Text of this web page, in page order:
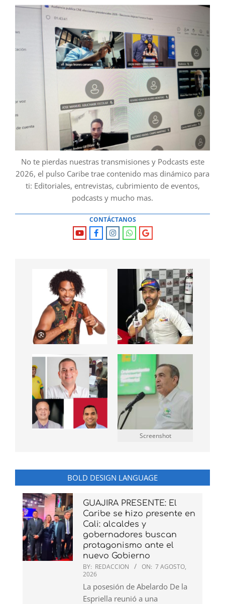
No te pierdas nuestras transmisiones y Podcasts este
2026, el pulso Caribe trae contenido mas dinámico para
ti: Editoriales, entrevistas, cubrimiento de eventos,
podcasts y mucho mas.
CONTÁCTANOS
Screenshot
BOLD DESIGN LANGUAGE
GUAJIRA PRESENTE: El
Caribe se hizo presente en
Cali: alcaldes y
gobernadores buscan
protagonismo ante el
nuevo Gobierno
BY: REDACCION ON: 7 AGOSTO,
2026
La posesión de Abelardo De la
Espriella reunió a una